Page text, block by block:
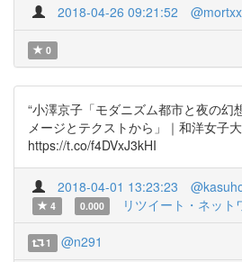
2018-04-26 09:21:52
0
“小澤京子「モダニズム都市と夜の幻
メージとテクストから」｜和洋女子
https://t.co/f4DVxJ3kHI
2018-04-01 13:23:23
4
0.000 リツイート・ネット
1 @n291